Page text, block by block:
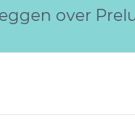
over